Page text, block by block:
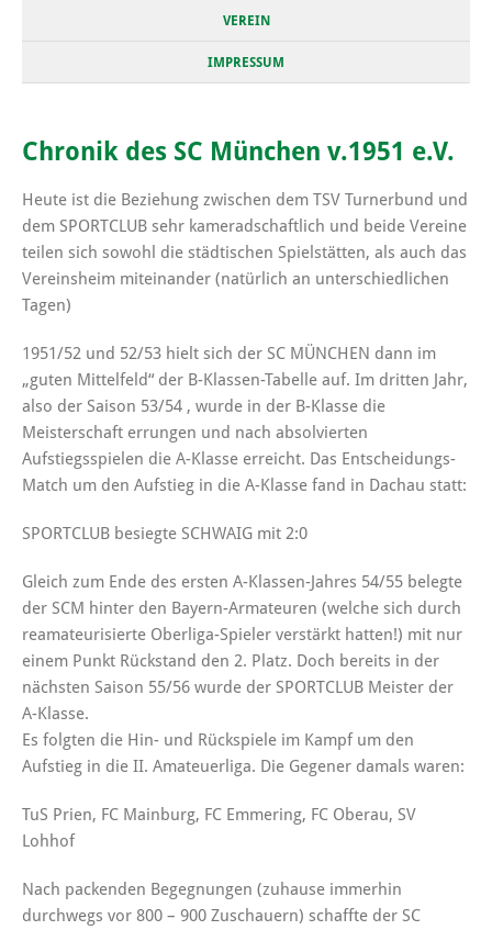
VEREIN
IMPRESSUM
Chronik des SC München v.1951 e.V.
Heute ist die Beziehung zwischen dem TSV Turnerbund und
dem SPORTCLUB sehr kameradschaftlich und beide Vereine
teilen sich sowohl die städtischen Spielstätten, als auch das
Vereinsheim miteinander (natürlich an unterschiedlichen
Tagen)
1951/52 und 52/53 hielt sich der SC MÜNCHEN dann im
„guten Mittelfeld“ der B-Klassen-Tabelle auf. Im dritten Jahr,
also der Saison 53/54 , wurde in der B-Klasse die
Meisterschaft errungen und nach absolvierten
Aufstiegsspielen die A-Klasse erreicht. Das Entscheidungs-
Match um den Aufstieg in die A-Klasse fand in Dachau statt:
SPORTCLUB besiegte SCHWAIG mit 2:0
Gleich zum Ende des ersten A-Klassen-Jahres 54/55 belegte
der SCM hinter den Bayern-Armateuren (welche sich durch
reamateurisierte Oberliga-Spieler verstärkt hatten!) mit nur
einem Punkt Rückstand den 2. Platz. Doch bereits in der
nächsten Saison 55/56 wurde der SPORTCLUB Meister der
A-Klasse.
Es folgten die Hin- und Rückspiele im Kampf um den
Aufstieg in die II. Amateuerliga. Die Gegener damals waren:
TuS Prien, FC Mainburg, FC Emmering, FC Oberau, SV
Lohhof
Nach packenden Begegnungen (zuhause immerhin
durchwegs vor 800 – 900 Zuschauern) schaffte der SC